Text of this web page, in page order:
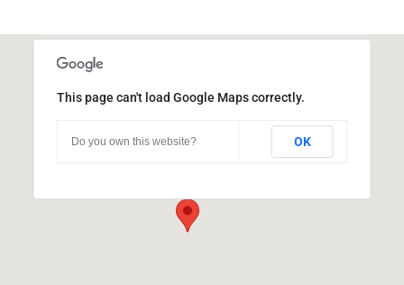
Venezuela
This page can't load Google Maps correctly.
Do you own this website? OK